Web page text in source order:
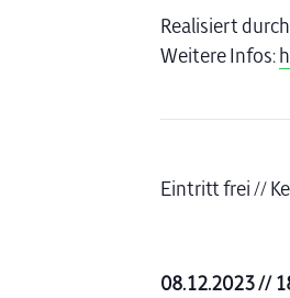
Realisiert
Weitere Infos:
Eintritt frei //
08.12.2023 //